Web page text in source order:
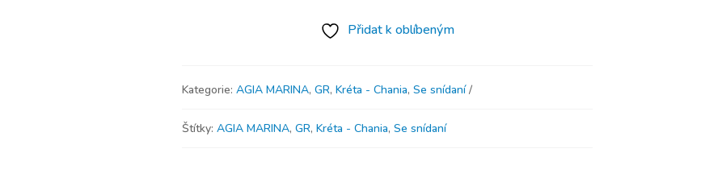
Přidat k oblíbeným
Kategorie: AGIA MARINA, GR, Kréta - Chania, Se snídaní
Štítky: AGIA MARINA, GR, Kréta - Chania, Se snídaní